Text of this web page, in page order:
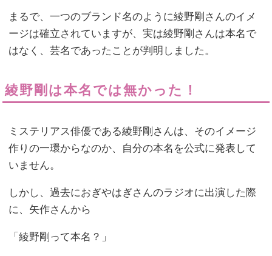
まるで、一つのブランド名のように綾野剛さんのイメ
ージは確立されていますが、実は綾野剛さんは本名で
はなく、芸名であったことが判明しました。
綾野剛は本名では無かった！
ミステリアス俳優である綾野剛さんは、そのイメージ
作りの一環からなのか、自分の本名を公式に発表して
いません。
しかし、過去におぎやはぎさんのラジオに出演した際
に、矢作さんから
「綾野剛って本名？」